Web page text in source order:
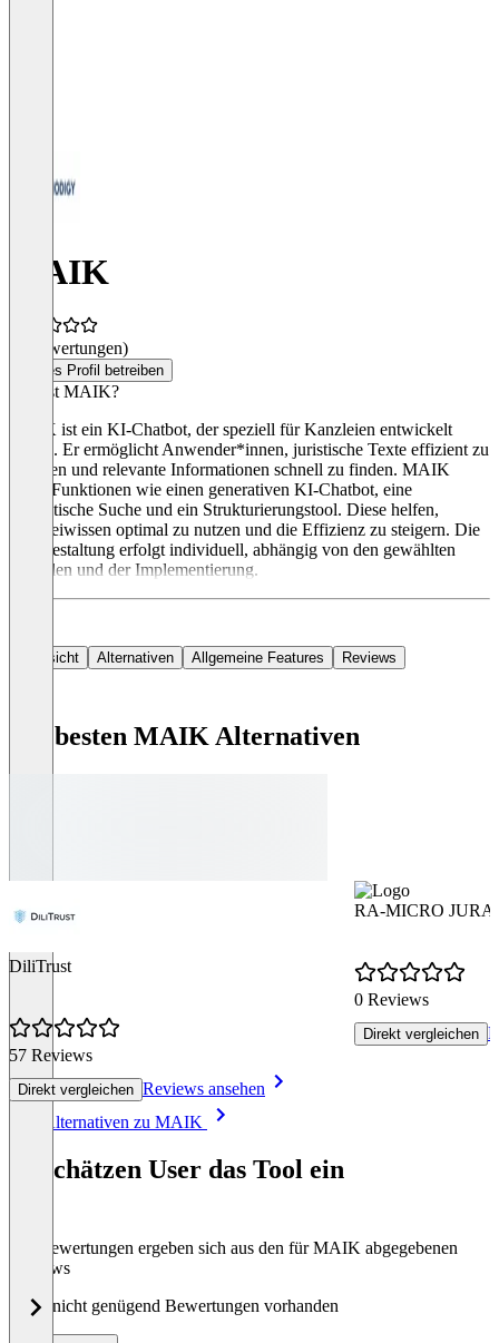
MAIK
(0 Bewertungen)
Dieses Profil betreiben
Was ist MAIK?
MAIK ist ein KI-Chatbot, der speziell für Kanzleien entwickelt
wurde. Er ermöglicht Anwender*innen, juristische Texte effizient zu
erstellen und relevante Informationen schnell zu finden. MAIK
bietet Funktionen wie einen generativen KI-Chatbot, eine
semantische Suche und ein Strukturierungstool. Diese helfen,
Kanzleiwissen optimal zu nutzen und die Effizienz zu steigern. Die
Preisgestaltung erfolgt individuell, abhängig von den gewählten
Modulen und der Implementierung.
Übersicht Alternativen Allgemeine Features Reviews
Die besten MAIK Alternativen
DiliTrust
57 Reviews
Direkt vergleichen Reviews ansehen
RA-MICRO JURA
0 Reviews
Direkt vergleichen
Alle Alternativen zu MAIK
So schätzen User das Tool ein
Die Bewertungen ergeben sich aus den für MAIK abgegebenen
Reviews
Noch nicht genügend Bewertungen vorhanden